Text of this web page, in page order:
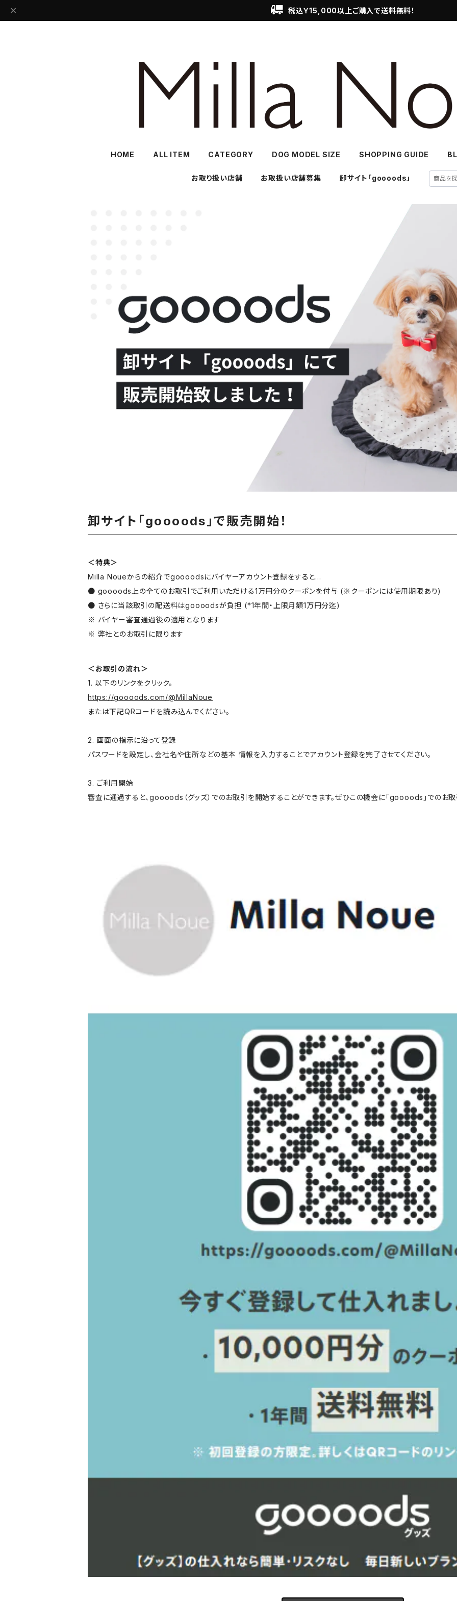
税込￥15,000以上ご購入で送料無料！
HOME ALL ITEM CATEGORY DOG MODEL SIZE SHOPPING GUIDE
お取り扱い店舗 お取扱い店舗募集 卸サイト「goooods」
卸サイト「goooods」で販売開始！
＜特典＞
Milla Noueからの紹介でgoooodsにバイヤーアカウント登録をすると…
● goooods上の全てのお取引でご利用いただける1万円分のクーポンを付与 (※クーポンには使用期限あり)
● さらに当該取引の配送料はgoooodsが負担 (*1年間・上限月額1万円分迄)
※ バイヤー審査通過後の適用となります
※ 弊社とのお取引に限ります
＜お取引の流れ＞
1. 以下のリンクをクリック。
https://goooods.com/@MillaNoue
または下記QRコードを読み込んでください。
2. 画面の指示に沿って登録
パスワードを設定し、会社名や住所などの基本 情報を入力することでアカウント登録を完了させてください。
3. ご利用開始
審査に通過すると、goooods（グッズ）でのお取引を開始することができます。ぜひこの機会に「goooods」でのお取